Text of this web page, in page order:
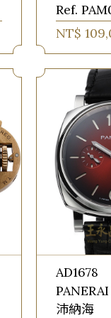
Ref.
NT$
AD1678
PANERAI
沛納海